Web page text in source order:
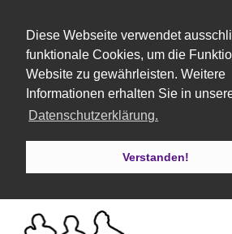
Diese Webseite verwendet
funktionale Cookies, um die
Website zu gewährleisten. Weitere
Informationen erhalten Sie in
Datenschutzerklärung.
Verstanden!